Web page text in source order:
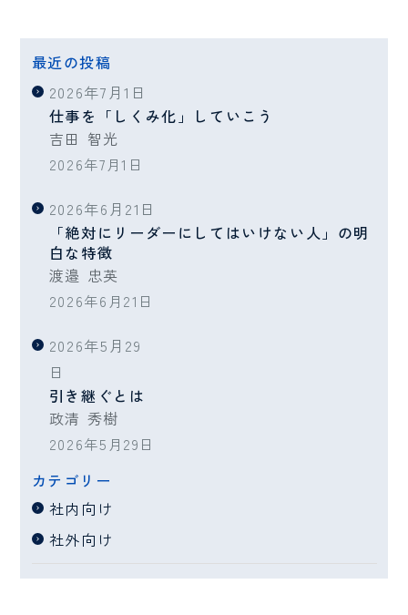
最近の投稿
2026年7月1日
仕事を「しくみ化」していこう
吉田 智光
2026年7月1日
2026年6月21日
「絶対にリーダーにしてはいけない人」の明
白な特徴
渡邉 忠英
2026年6月21日
2026年5月29
日
引き継ぐとは
政清 秀樹
2026年5月29日
カテゴリー
社内向け
社外向け